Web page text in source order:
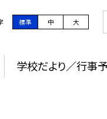
標準 中 大
学校だより／行事